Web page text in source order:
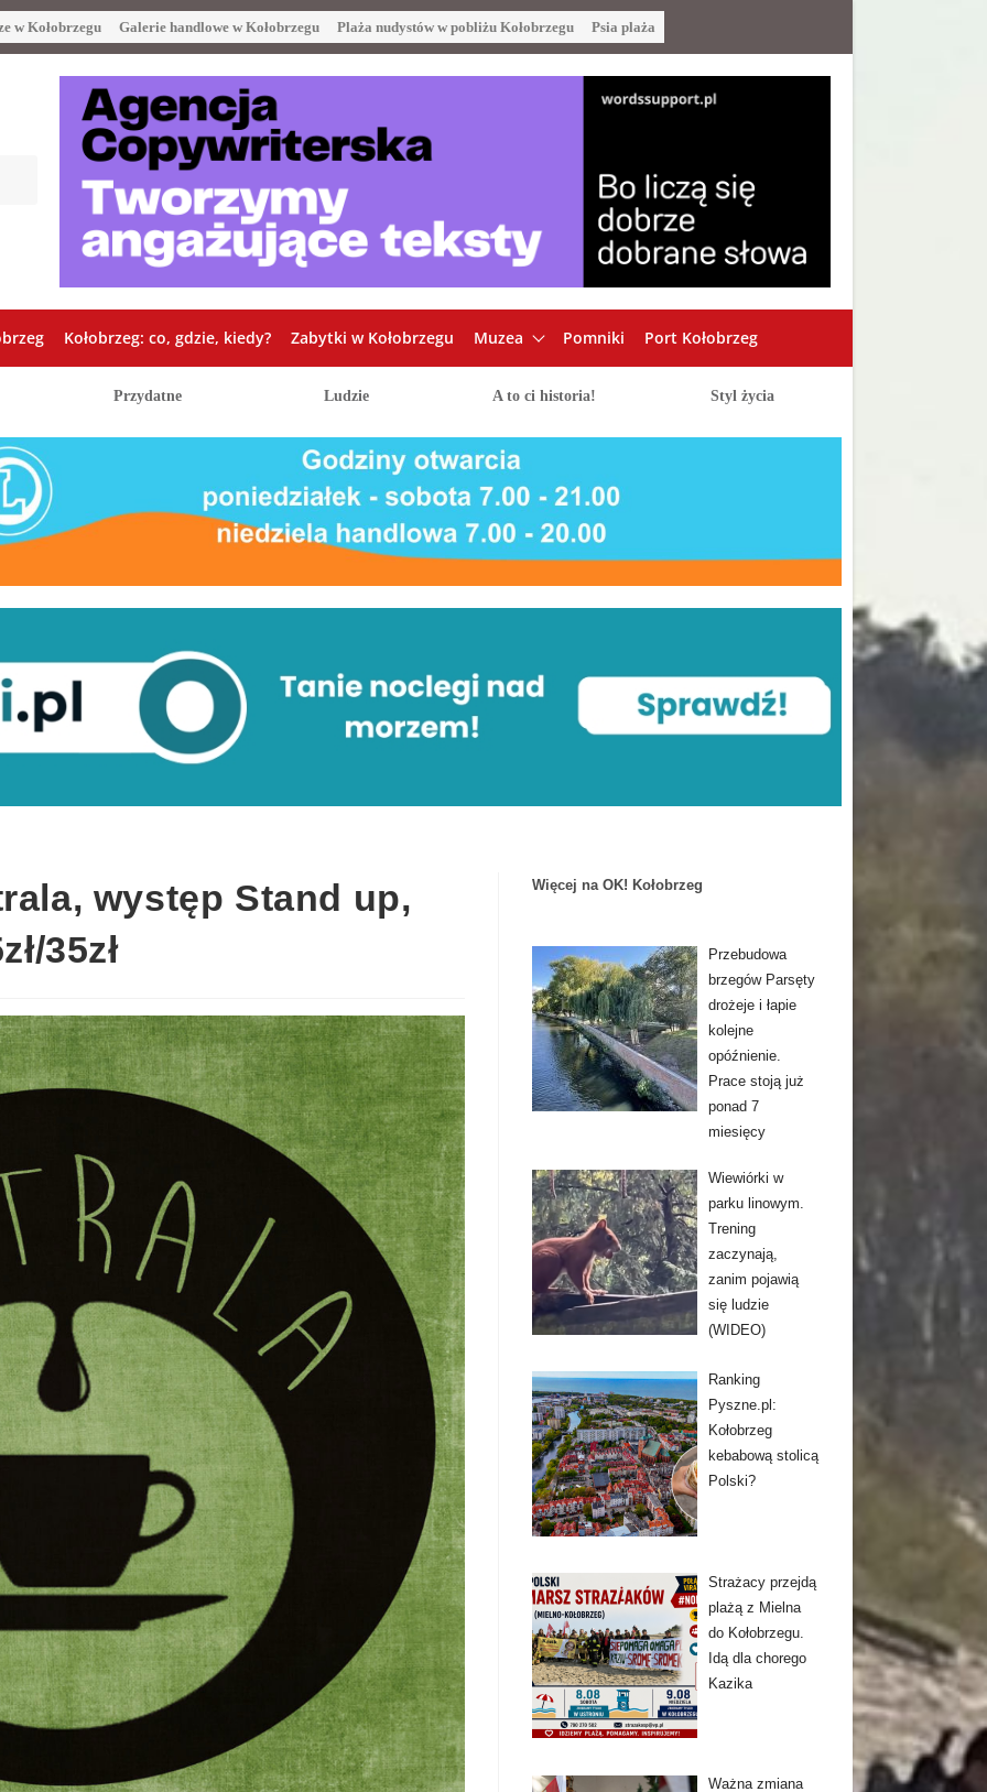
w Kołobrzegu Galerie handlowe w Kołobrzegu Plaża nudystów w pobliżu Kołobrzegu Psia plaża
Kołobrzeg: co, gdzie, kiedy? Zabytki w Kołobrzegu Muzea Pomniki Port Kołobrzeg
Przydatne Ludzie A to ci historia! Styl życia
występ Stand up,
35zł
Więcej na OK! Kołobrzeg
Przebudowa
brzegów Parsęty
drożeje i łapie
kolejne
opóźnienie.
Prace stoją już
ponad 7
miesięcy
Wiewiórki w
parku linowym.
Trening
zaczynają,
zanim pojawią
się ludzie
(WIDEO)
Ranking
Pyszne.pl:
Kołobrzeg
kebabową stolicą
Polski?
Strażacy przejdą
plażą z Mielna
do Kołobrzegu.
Idą dla chorego
Kazika
Ważna zmiana